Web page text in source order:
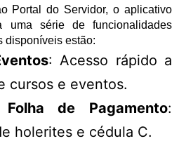
Portal do Servidor, o aplicativo
uma série de funcionalidades
disponíveis estão:
: Acesso rápido a
cursos e eventos.
de Pagamento:
holerites e cédula C.